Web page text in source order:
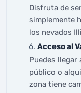
Disfruta de
simplemente
los nevados
Acceso al
Puedes llegar
público o
zona tiene